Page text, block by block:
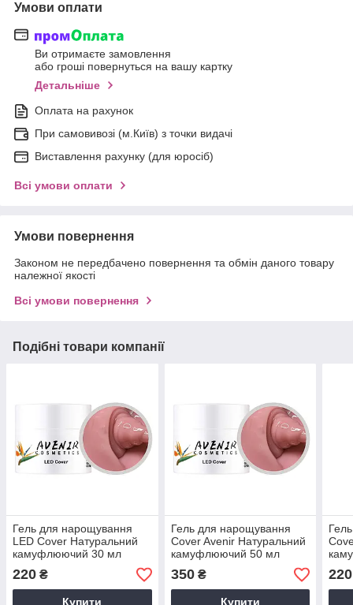
Умови оплати
Ви отримаєте замовлення
або гроші повернуться на вашу картку
Детальніше
Оплата на рахунок
При самовивозі (м.Київ) з точки видачі
Виставлення рахунку (для юросіб)
Всі умови оплати
Умови повернення
Законом не передбачено повернення та обмін даного товару
належної якості
Всі умови повернення
Подібні товари компанії
Гель для нарощування
LED Cover Натуральний
камуфлюючий 30 мл
220 ₴
Купити
Гель для нарощування
Cover Avenir Натуральний
камуфлюючий 50 мл
350₴
Купити
220